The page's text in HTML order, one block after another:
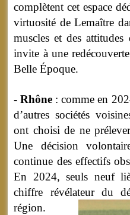
complètent cet espace
virtuosité de Lemaître
muscles et des
invite à une
Belle Époque.
- Rhône : comme en
d’autres sociétés
ont choisi de ne
Une décision
continue des effectifs
En 2024, seuls neuf
chiffre révélateur du
région.